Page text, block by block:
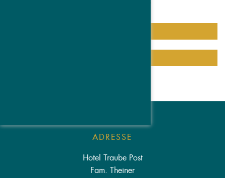
Teelounge mit Sitzecke und Snacks
ADRESSE
Hotel Traube Post
Fam. Theiner